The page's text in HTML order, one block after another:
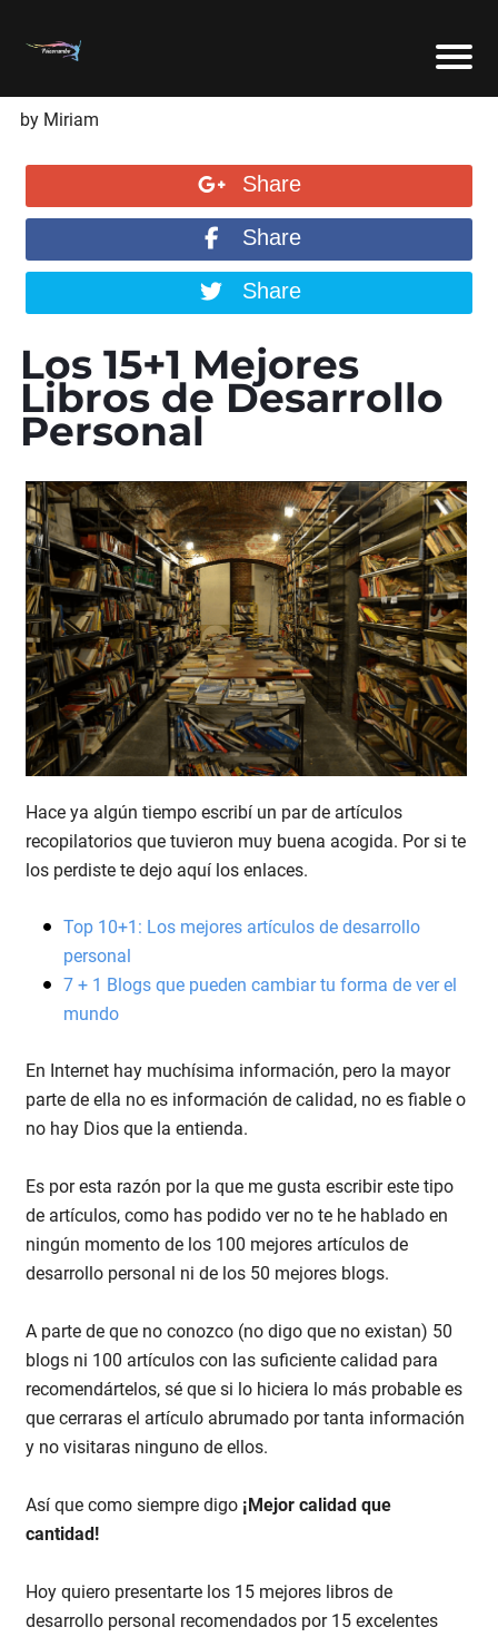
by Miriam
Share
Share
Share
Los 15+1 Mejores
Libros de Desarrollo
Personal
Hace ya algún tiempo escribí un par de artículos
recopilatorios que tuvieron muy buena acogida. Por si te
los perdiste te dejo aquí los enlaces.
Top 10+1: Los mejores artículos de desarrollo
personal
7 + 1 Blogs que pueden cambiar tu forma de ver el
mundo
En Internet hay muchísima información, pero la mayor
parte de ella no es información de calidad, no es fiable o
no hay Dios que la entienda.
Es por esta razón por la que me gusta escribir este tipo
de artículos, como has podido ver no te he hablado en
ningún momento de los 100 mejores artículos de
desarrollo personal ni de los 50 mejores blogs.
A parte de que no conozco (no digo que no existan) 50
blogs ni 100 artículos con las suficiente calidad para
recomendártelos, sé que si lo hiciera lo más probable es
que cerraras el artículo abrumado por tanta información
y no visitaras ninguno de ellos.
Así que como siempre digo ¡Mejor calidad que
cantidad!
Hoy quiero presentarte los 15 mejores libros de
desarrollo personal recomendados por 15 excelentes